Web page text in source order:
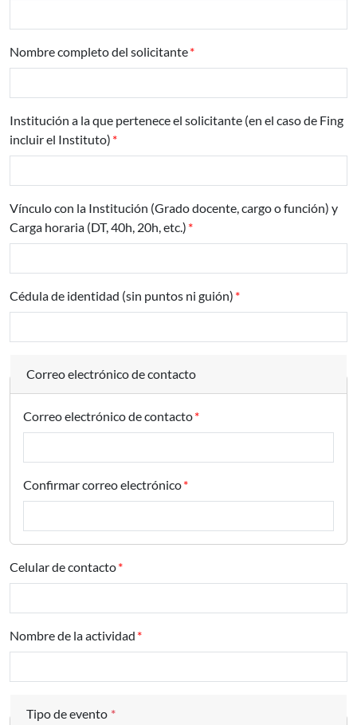
Nombre completo del solicitante
Institución a la que pertenece el solicitante (en el caso de Fing
incluir el Instituto)
Vínculo con la Institución (Grado docente, cargo o función) y
Carga horaria (DT, 40h, 20h, etc.)
Cédula de identidad (sin puntos ni guión)
Correo electrónico de contacto
Correo electrónico de contacto
Confirmar correo electrónico
Celular de contacto
Nombre de la actividad
Tipo de evento *